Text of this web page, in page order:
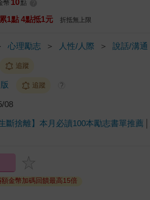
幣 10 點
1點 4點抵1元 折抵無上限
心理勵志 ＞ 人性/人際 ＞ 說話/溝通
追蹤
追蹤 ?
08
生斷捨離】本月必讀100本勵志書單推薦
金幣加碼回饋最高15倍